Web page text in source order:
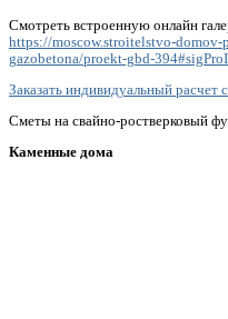
Смотреть встроенную онлайн
https://moscow.stroitelstvo-
gazobetona/proekt-gbd-
Заказать индивидуальный расчет
Сметы на свайно-ростверковый
Каменные дома